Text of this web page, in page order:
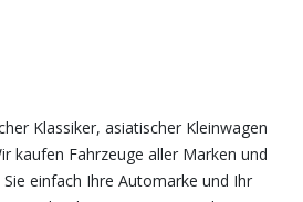
Klassiker, asiatischer Kleinwagen
kaufen Fahrzeuge aller Marken und
einfach Ihre Automarke und Ihr